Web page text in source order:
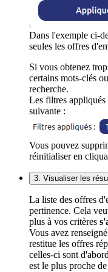
Dans l'exemple ci-
seules les offres
Si vous obtenez
certains mots-clés
recherche.
Les filtres appliqués
suivante :
Vous pouvez
réinitialiser en
3. Visualiser les
La liste des offres
pertinence. Cela
plus à vos critères
Vous avez
restitue les offres
celles-ci sont
est le plus proche